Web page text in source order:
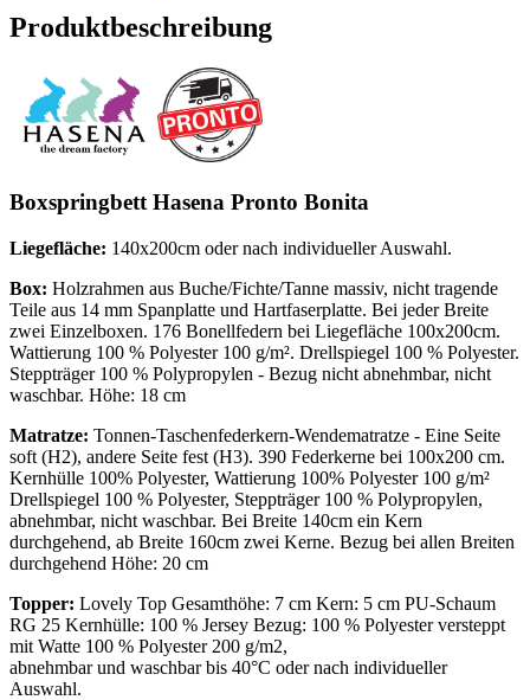
Produktbeschreibung
Boxspringbett Hasena Pronto Bonita
Liegefläche: 140x200cm oder nach individueller Auswahl.
Box: Holzrahmen aus Buche/Fichte/Tanne massiv, nicht tragende
Teile aus 14 mm Spanplatte und Hartfaserplatte. Bei jeder Breite
zwei Einzelboxen. 176 Bonellfedern bei Liegefläche 100x200cm.
Wattierung 100 % Polyester 100 g/m². Drellspiegel 100 % Polyester.
Steppträger 100 % Polypropylen - Bezug nicht abnehmbar, nicht
waschbar. Höhe: 18 cm
Matratze: Tonnen-Taschenfederkern-Wendematratze - Eine Seite
soft (H2), andere Seite fest (H3). 390 Federkerne bei 100x200 cm.
Kernhülle 100% Polyester, Wattierung 100% Polyester 100 g/m²
Drellspiegel 100 % Polyester, Steppträger 100 % Polypropylen,
abnehmbar, nicht waschbar. Bei Breite 140cm ein Kern
durchgehend, ab Breite 160cm zwei Kerne. Bezug bei allen Breiten
durchgehend Höhe: 20 cm
Topper: Lovely Top Gesamthöhe: 7 cm Kern: 5 cm PU-Schaum
RG 25 Kernhülle: 100 % Jersey Bezug: 100 % Polyester versteppt
mit Watte 100 % Polyester 200 g/m2,
abnehmbar und waschbar bis 40°C oder nach individueller
Auswahl.